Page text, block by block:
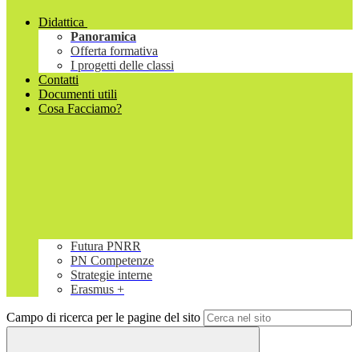
Didattica
Panoramica
Offerta formativa
I progetti delle classi
Contatti
Documenti utili
Cosa Facciamo?
Futura PNRR
PN Competenze
Strategie interne
Erasmus +
Campo di ricerca per le pagine del sito